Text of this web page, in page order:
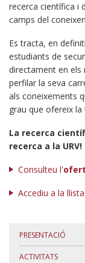
recerca científica i
camps del
Es tracta, en
estudiants de
directament en els
perfilar la seva
als coneixements
grau que ofereix la
La recerca
recerca a la URV!
Consulteu l'
Accediu a la
PRESENTACIÓ
ACTIVITATS